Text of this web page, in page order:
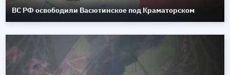
ВС РФ освободили Васютинское под Краматорском